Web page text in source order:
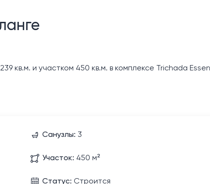
кв.м. и участком 450 кв.м. в комплексе Trichada
Санузлы: 3
Участок: 450 м²
Статус: Строится